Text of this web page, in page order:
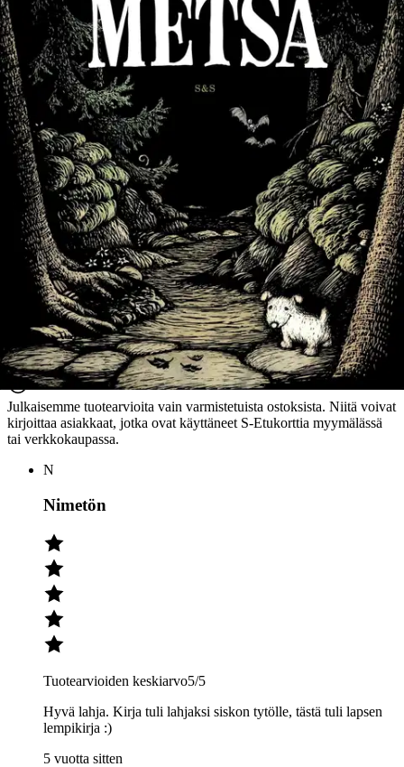
Näytä lisää tuotekuvausta
Ominaisuudet
Arviot
Tuotearvioiden keskiarvo5/5
(1)arvio
Julkaisemme tuotearvioita vain varmistetuista ostoksista. Niitä voivat
kirjoittaa asiakkaat, jotka ovat käyttäneet S-Etukorttia myymälässä
tai verkkokaupassa.
N
Nimetön
Tuotearvioiden keskiarvo5/5
Hyvä lahja. Kirja tuli lahjaksi siskon tytölle, tästä tuli lapsen
lempikirja :)
5 vuotta sitten